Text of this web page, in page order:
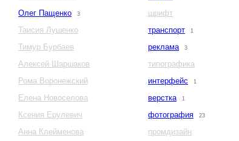
Олег Пащенко
3
Таисия Лушенко
Тимур Бурбаев
Алексей Шаршаков
Рома Воронежский
Елена Новоселова
Ксения Ерулевич
Анна Клейменова
шрифт
транспорт
1
реклама 3
типографика
интерфейс
1
верстка 1
фотография 23
промдизайн